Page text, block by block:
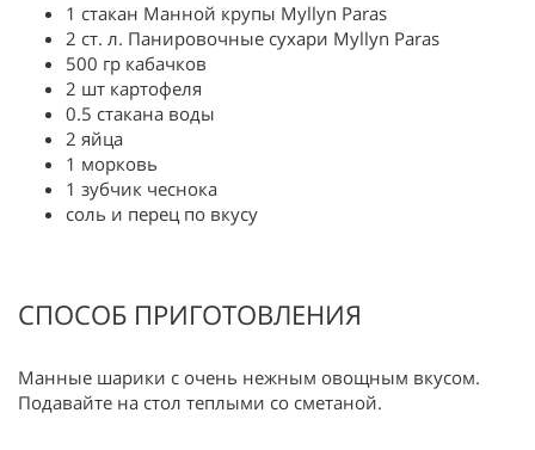
1 стакан Манной крупы Myllyn Paras
2 ст. л. Панировочные сухари Myllyn Paras
500 гр кабачков
2 шт картофеля
0.5 стакана воды
2 яйца
1 морковь
1 зубчик чеснока
соль и перец по вкусу
СПОСОБ ПРИГОТОВЛЕНИЯ
Манные шарики с очень нежным овощным вкусом.
Подавайте на стол теплыми со сметаной.